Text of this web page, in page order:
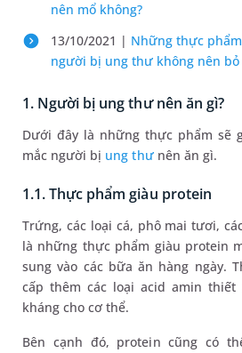
nên mổ không?
13/10/2021 | Những thực
người bị ung thư không nên bỏ
1. Người bị ung thư nên ăn gì?
Dưới đây là những thực phẩm sẽ
mắc người bị ung thưnên ăn gì.
1.1. Thực phẩm giàu protein
Trứng, các loại cá, phô mai tươi,
là những thực phẩm giàu protein
sung vào các bữa ăn hàng ngày.
cấp thêm các loại acid amin
kháng cho cơ thể.
Bên cạnh đó, protein cũng có